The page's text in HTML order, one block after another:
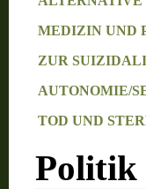
MEDIZIN UND
ZUR
AUTONOMIE/
TOD UND
Politik